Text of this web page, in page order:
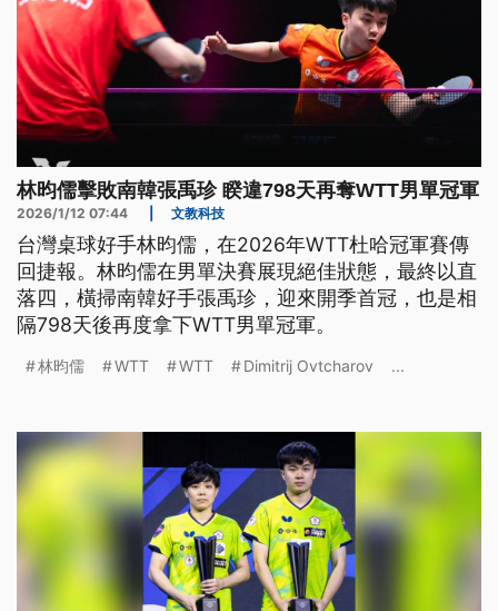
林昀儒擊敗南韓張禹珍 睽違798天再奪WTT男單冠軍
2026/1/12 07:44 文教科技
台灣桌球好手林昀儒，在2026年WTT杜哈冠軍賽傳
回捷報。林昀儒在男單決賽展現絕佳狀態，最終以直
落四，橫掃南韓好手張禹珍，迎來開季首冠，也是相
隔798天後再度拿下WTT男單冠軍。
林昀儒 WTT WTT Dimitrij Ovtcharov ...